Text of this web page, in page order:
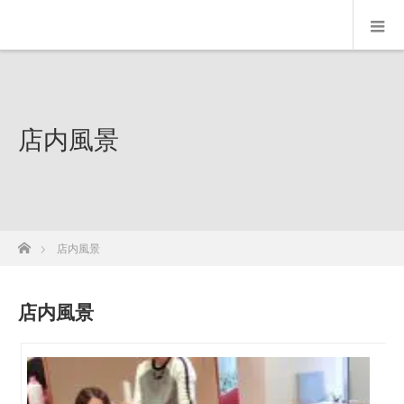
店内風景
ホーム店内風景
店内風景